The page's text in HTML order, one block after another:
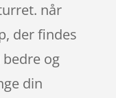
når
der findes
og
din